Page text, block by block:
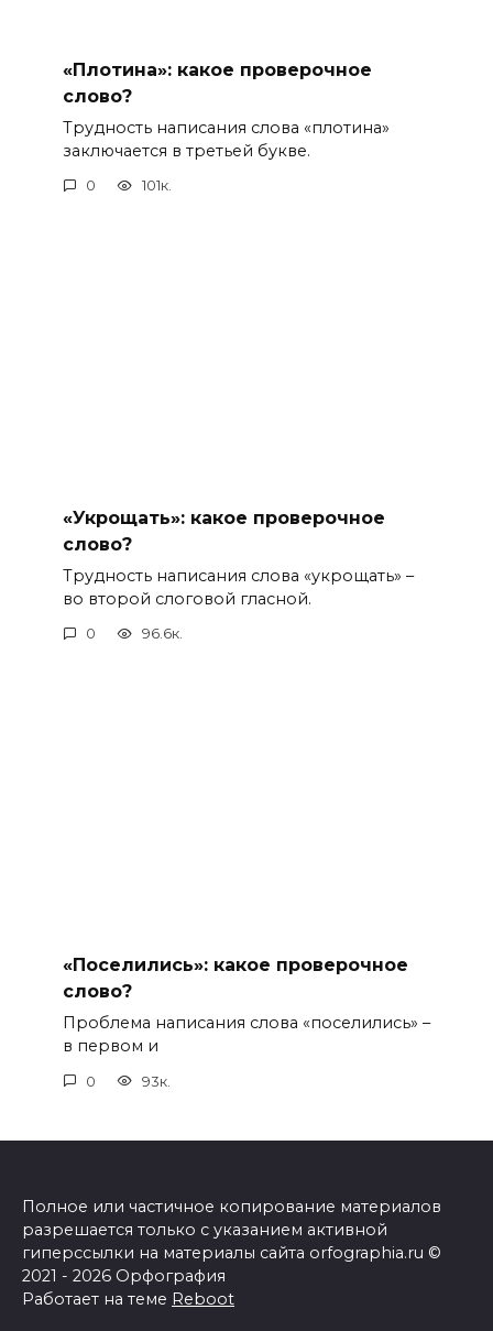
«Плотина»: какое проверочное
слово?
Трудность написания слова «плотина»
заключается в третьей букве.
0 101к.
«Укрощать»: какое проверочное
слово?
Трудность написания слова «укрощать» –
во второй слоговой гласной.
0 96.6к.
«Поселились»: какое проверочное
слово?
Проблема написания слова «поселились» –
в первом и
0 93к.
Полное или частичное копирование материалов
разрешается только с указанием активной
гиперссылки на материалы сайта orfographia.ru ©
2021 - 2026 Орфография
Работает на теме Reboot